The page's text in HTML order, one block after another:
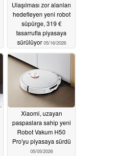
Ulaşılması zor alanları
hedefleyen yeni robot
süpürge, 319 €
tasarrufla piyasaya
sürülüyor 05/16/2026
Xiaomi, uzayan
paspaslara sahip yeni
Robot Vakum H50
Pro'yu piyasaya sürdü
05/05/2026